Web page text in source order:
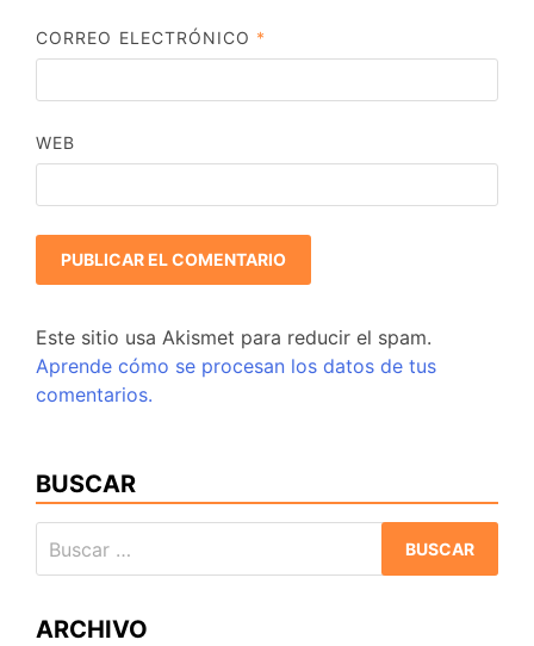
CORREO ELECTRÓNICO *
WEB
Este sitio usa Akismet para reducir el spam.
Aprende cómo se procesan los datos de tus
comentarios.
BUSCAR
ARCHIVO